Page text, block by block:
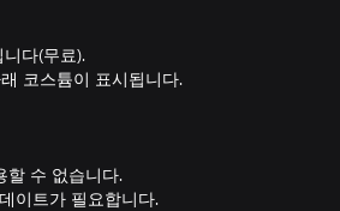
니다(무료).
코스튬이 표시됩니다.
할 수 없습니다.
이트가 필요합니다.